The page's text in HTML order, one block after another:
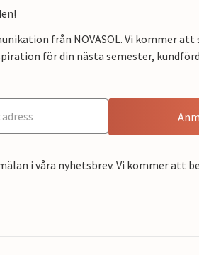
från NOVASOL. Vi kommer att
för din nästa semester,
i våra nyhetsbrev. Vi kommer att